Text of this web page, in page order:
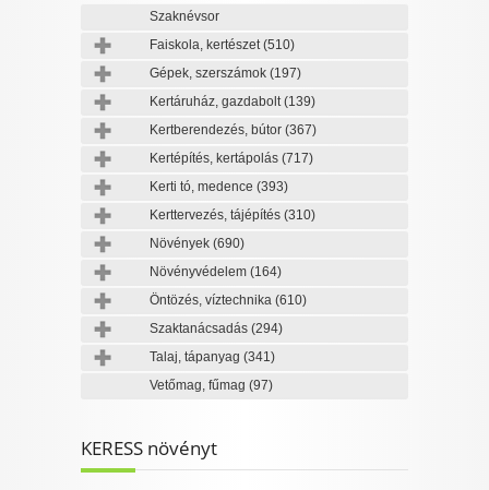
Szaknévsor
Faiskola, kertészet(510)
Gépek, szerszámok (197)
Kertáruház, gazdabolt(139)
Kertberendezés, bútor (367)
Kertépítés, kertápolás (717)
Kerti tó, medence (393)
Kerttervezés, tájépítés (310)
Növények (690)
Növényvédelem (164)
Öntözés, víztechnika (610)
Szaktanácsadás (294)
Talaj, tápanyag (341)
Vetőmag, fűmag (97)
KERESS növényt